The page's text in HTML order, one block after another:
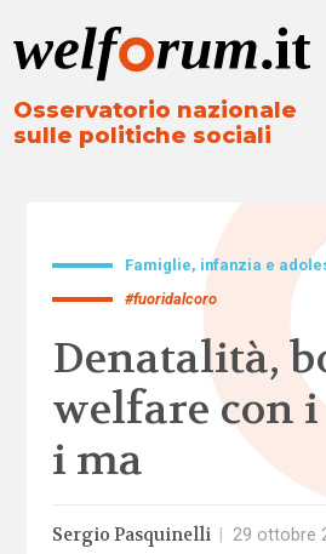
Osservatorio nazionale
sulle politiche sociali
Famiglie, infanzia e
#fuoridalcoro
Denatalità,
welfare con i
i ma
Sergio Pasquinelli 29 ottobre